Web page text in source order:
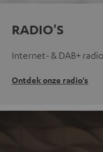
RADIO'S
Internet- & DAB+
Ontdek onze radio's